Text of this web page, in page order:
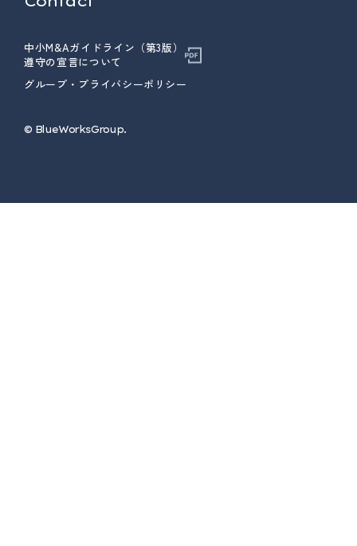
中小M&Aガイドライン（第3版）
遵守の宣言について
グループ・プライバシーポリシー
© ︎BlueWorksGroup.